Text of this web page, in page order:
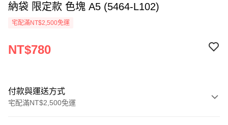
納袋 限定款 色塊 A5 (5464-L102)
宅配滿NT$2,500免運
NT$780
付款與運送方式
宅配滿NT$2,500免運